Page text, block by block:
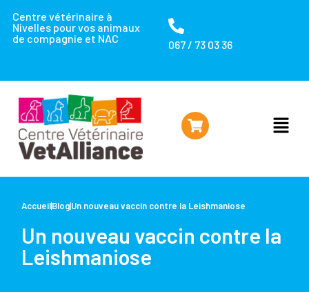
Centre vétérinaire à
Nivelles pour vos animaux
de compagnie et NAC
067 / 73 03 36
AccueilBlogUn nouveau vaccin contre la Leishmaniose
Un nouveau vaccin contre la
Leishmaniose